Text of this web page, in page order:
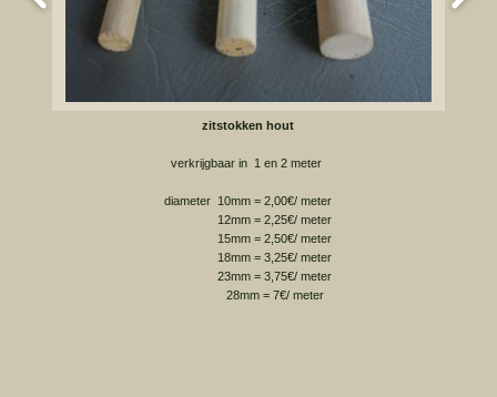
zitstokken hout
verkrijgbaar in 1 en 2 meter
diameter 10mm = 2,00€/ meter
12mm = 2,25€/ meter
15mm = 2,50€/ meter
18mm = 3,25€/ meter
23mm = 3,75€/ meter
28mm = 7€/ meter